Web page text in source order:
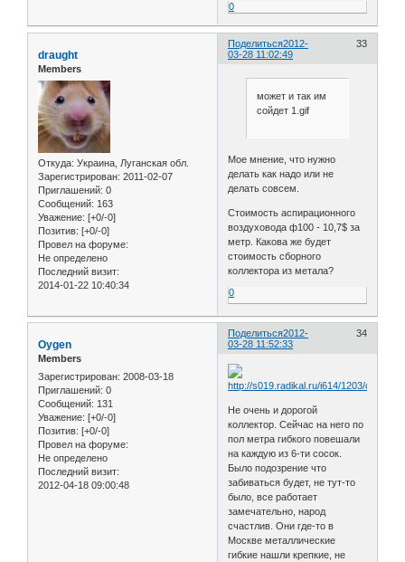
0
Поделиться 33
2012-
03-28 11:02:49
draught
Members
Откуда: Украина, Луганская обл.
Зарегистрирован: 2011-02-07
Приглашений: 0
Сообщений: 163
Уважение: [+0/-0]
Позитив: [+0/-0]
Провел на форуме:
Не определено
Последний визит:
2014-01-22 10:40:34
может и так им
сойдет 1.gif
Мое мнение, что нужно
делать как надо или не
делать совсем.
Стоимость аспирационного
воздуховода ф100 - 10,7$ за
метр. Какова же будет
стоимость сборного
коллектора из метала?
0
Поделиться 34
2012-
03-28 11:52:33
Oygen
Members
Зарегистрирован: 2008-03-18
Приглашений: 0
Сообщений: 131
Уважение: [+0/-0]
Позитив: [+0/-0]
Провел на форуме:
Не определено
Последний визит:
2012-04-18 09:00:48
Не очень и дорогой
коллектор. Сейчас на него по
пол метра гибкого повешали
на каждую из 6-ти сосок.
Было подозрение что
забиваться будет, не тут-то
было, все работает
замечательно, народ
счастлив. Они где-то в
Москве металлические
гибкие нашли крепкие, не